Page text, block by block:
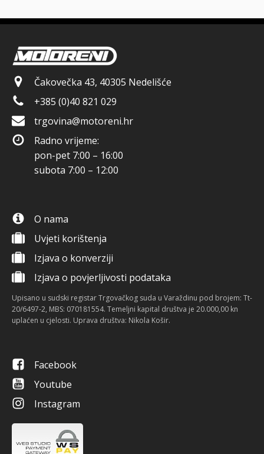
Čakovečka 43, 40305 Nedelišće
+385 (0)40 821 029
trgovina@motoreni.hr
Radno vrijeme:
pon-pet 7:00 – 16:00
subota 7:00 – 12:00
O nama
Uvjeti korištenja
Izjava o konverziji
Izjava o povjerljivosti podataka
Upisano u sudski registar Trgovačkog suda u Varaždinu pod brojem: Tt-
20/6497-2, MBS: 070181554. Temeljni kapital društva je 20.000,00 kn
uplaćen u cjelosti. Uprava društva: Nikola Košir.
Facebook
Youtube
Instagram